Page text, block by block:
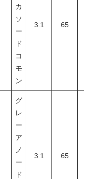
カ
ソ
ー
ド
コ
モ
ン
3.1 65
グ
レ
ー
ア
ノ
ー
ド
3.1 65